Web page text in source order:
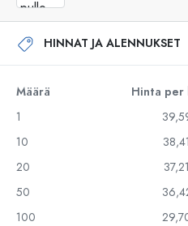
HINNAT JA ALENNUKSET
Määrä Hinta per
1
10
20
50
100